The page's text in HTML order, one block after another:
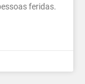
feridas.